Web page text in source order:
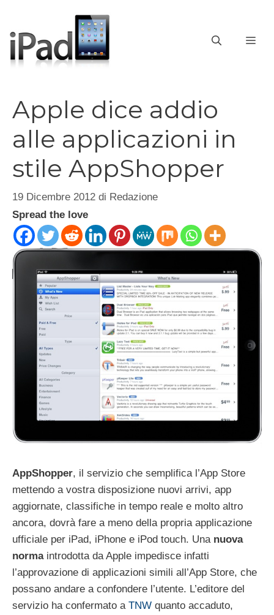
contenuto
Apple dice addio
alle applicazioni in
stile AppShopper
19 Dicembre 2012 di Redazione
Spread the love
AppShopper, il servizio che semplifica l’App Store
mettendo a vostra disposizione nuovi arrivi, app
aggiornate, classifiche in tempo reale e molto altro
ancora, dovrà fare a meno della propria applicazione
ufficiale per iPad, iPhone e iPod touch. Una nuova
normaintrodotta da Apple impedisce infatti
l’approvazione di applicazioni simili all’App Store, che
possano andare a confondere l’utente. L’editore del
servizio ha confermato a TNW quanto accaduto,